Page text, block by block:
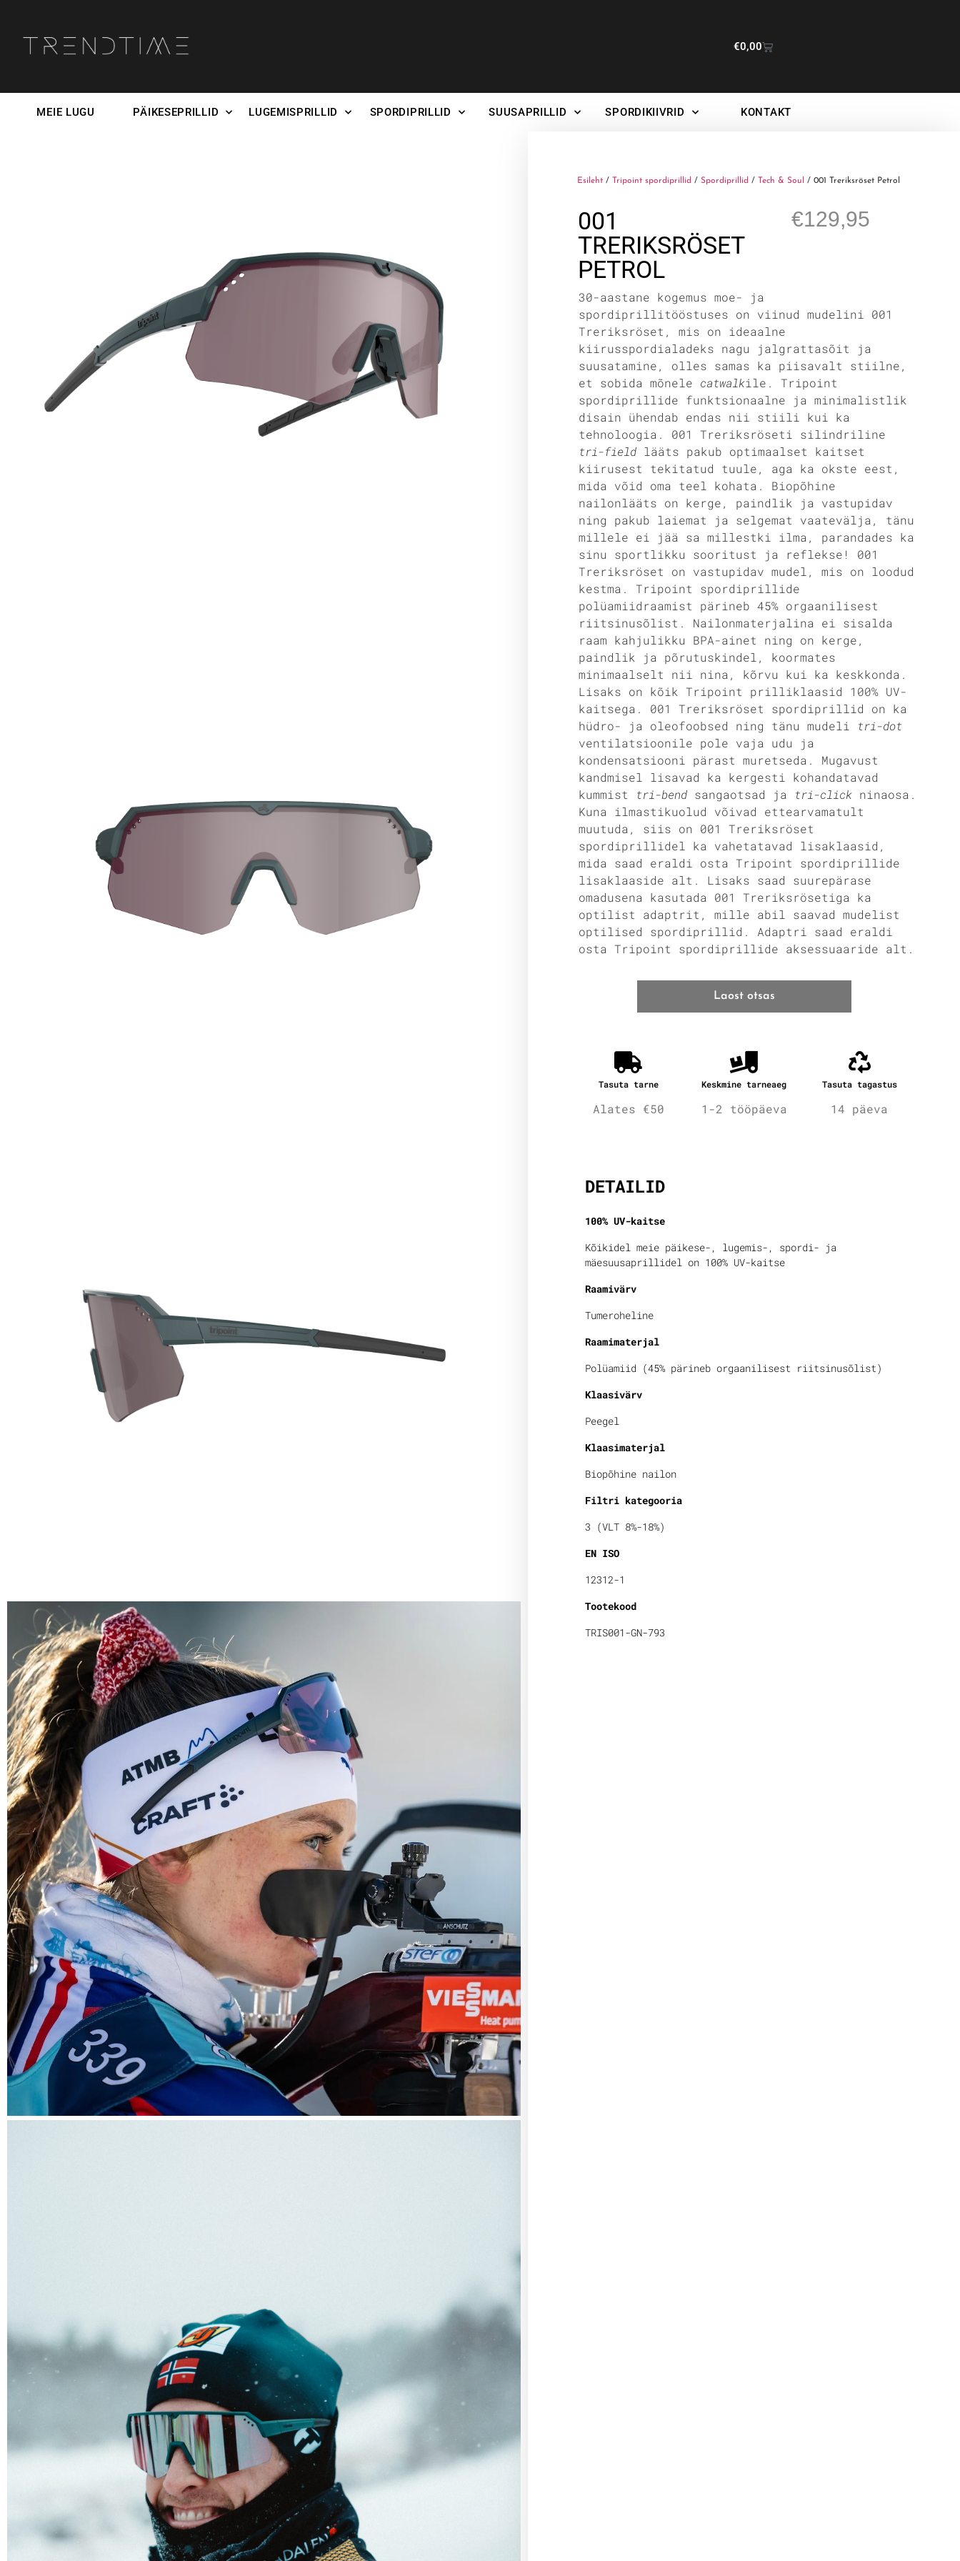
€0,00
MEIE LUGU PÄIKESEPRILLID LUGEMISPRILLID SPORDIPRILLID SUUSAPRILLID SPORDIKIIVRID KONTAKT
Esileht /Tripoint spordiprillid /Spordiprillid /Tech & Soul / 001 Treriksröset Petrol
001
TRERIKSRÖSET
PETROL
€129,95
30-aastane kogemus moe- ja
spordiprillitööstuses on viinud mudelini 001
Treriksröset, mis on ideaalne
kiirusspordialadeks nagu jalgrattasõit ja
suusatamine, olles samas ka piisavalt stiilne,
et sobida mõnele catwalkile. Tripoint
spordiprillide funktsionaalne ja minimalistlik
disain ühendab endas nii stiili kui ka
tehnoloogia. 001 Treriksröseti silindriline
tri-field lääts pakub optimaalset kaitset
kiirusest tekitatud tuule, aga ka okste eest,
mida võid oma teel kohata. Biopõhine
nailonlääts on kerge, paindlik ja vastupidav
ning pakub laiemat ja selgemat vaatevälja, tänu
millele ei jää sa millestki ilma, parandades ka
sinu sportlikku sooritust ja reflekse! 001
Treriksröset on vastupidav mudel, mis on loodud
kestma. Tripoint spordiprillide
polüamiidraamist pärineb 45% orgaanilisest
riitsinusõlist. Nailonmaterjalina ei sisalda
raam kahjulikku BPA-ainet ning on kerge,
paindlik ja põrutuskindel, koormates
minimaalselt nii nina, kõrvu kui ka keskkonda.
Lisaks on kõik Tripoint prilliklaasid 100% UV-
kaitsega. 001 Treriksröset spordiprillid on ka
hüdro- ja oleofoobsed ning tänu mudeli tri-dot
ventilatsioonile pole vaja udu ja
kondensatsiooni pärast muretseda. Mugavust
kandmisel lisavad ka kergesti kohandatavad
kummist tri-bend sangaotsad ja tri-click ninaosa.
Kuna ilmastikuolud võivad ettearvamatult
muutuda, siis on 001 Treriksröset
spordiprillidel ka vahetatavad lisaklaasid,
mida saad eraldi osta Tripoint spordiprillide
lisaklaaside alt. Lisaks saad suurepärase
omadusena kasutada 001 Treriksrösetiga ka
optilist adaptrit, mille abil saavad mudelist
optilised spordiprillid. Adaptri saad eraldi
osta Tripoint spordiprillide aksessuaaride alt.
Laost otsas
Tasuta tarne
Alates €50
Keskmine tarneaeg
1-2 tööpäeva
Tasuta tagastus
14 päeva
DETAILID
100% UV-kaitse
Kõikidel meie päikese-, lugemis-, spordi- ja
mäesuusaprillidel on 100% UV-kaitse
Raamivärv
Tumeroheline
Raamimaterjal
Polüamiid (45% pärineb orgaanilisest riitsinusõlist)
Klaasivärv
Peegel
Klaasimaterjal
Biopõhine nailon
Filtri kategooria
3 (VLT 8%-18%)
EN ISO
12312-1
Tootekood
TRIS001-GN-793